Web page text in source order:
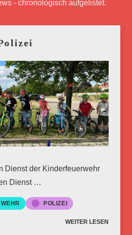
- chronologisch aufgelistet.
Dienst der Kinderfeuerwehr
Dienst …
POLIZEI
WEITER LESEN